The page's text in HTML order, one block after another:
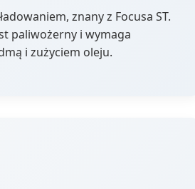
znany z Focusa ST.
paliwożerny i wymaga
i zużyciem oleju.